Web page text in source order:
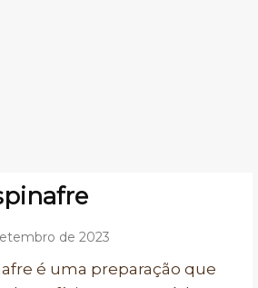
de 2023
é uma preparação que